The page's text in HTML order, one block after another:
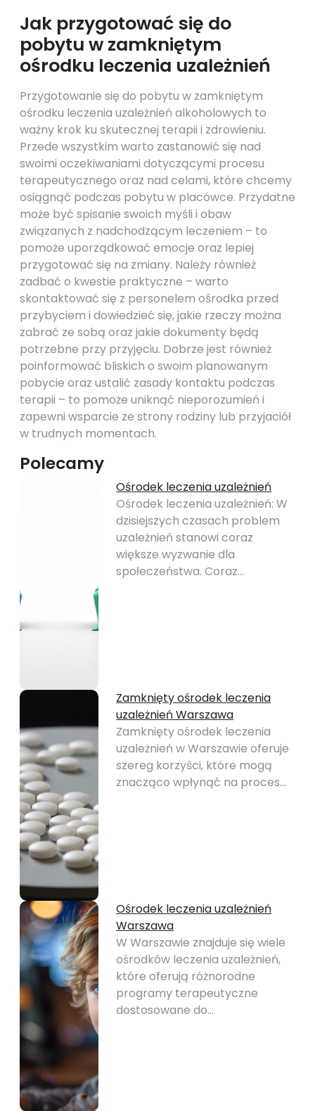
Jak przygotować się do
pobytu w zamkniętym
ośrodku leczenia uzależnień
Przygotowanie się do pobytu w zamkniętym
ośrodku leczenia uzależnień alkoholowych to
ważny krok ku skutecznej terapii i zdrowieniu.
Przede wszystkim warto zastanowić się nad
swoimi oczekiwaniami dotyczącymi procesu
terapeutycznego oraz nad celami, które chcemy
osiągnąć podczas pobytu w placówce. Przydatne
może być spisanie swoich myśli i obaw
związanych z nadchodzącym leczeniem – to
pomoże uporządkować emocje oraz lepiej
przygotować się na zmiany. Należy również
zadbać o kwestie praktyczne – warto
skontaktować się z personelem ośrodka przed
przybyciem i dowiedzieć się, jakie rzeczy można
zabrać ze sobą oraz jakie dokumenty będą
potrzebne przy przyjęciu. Dobrze jest również
poinformować bliskich o swoim planowanym
pobycie oraz ustalić zasady kontaktu podczas
terapii – to pomoże uniknąć nieporozumień i
zapewni wsparcie ze strony rodziny lub przyjaciół
w trudnych momentach.
Polecamy
Ośrodek leczenia uzależnień
Ośrodek leczenia uzależnień: W
dzisiejszych czasach problem
uzależnień stanowi coraz
większe wyzwanie dla
społeczeństwa. Coraz…
Zamknięty ośrodek leczenia
uzależnień Warszawa
Zamknięty ośrodek leczenia
uzależnień w Warszawie oferuje
szereg korzyści, które mogą
znacząco wpłynąć na proces…
Ośrodek leczenia uzależnień
Warszawa
W Warszawie znajduje się wiele
ośrodków leczenia uzależnień,
które oferują różnorodne
programy terapeutyczne
dostosowane do…